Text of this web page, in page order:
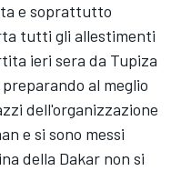
e soprattutto
tutti gli allestimenti
ieri sera da Tupiza
al meglio
dell'organizzazione
e si sono messi
della Dakar non si